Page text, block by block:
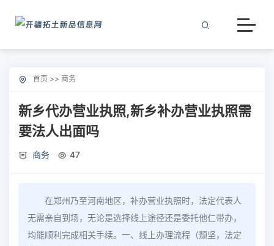
首页 >> 商务
新乡代办营业执照,新乡补办营业执照需
要法人出面吗
商务 47
在郑州乃至河南地区，补办营业执照时，法定代表人
无需亲自到场，无论是选择线上途径还是委托他仁带办，
均能顺利完成相关手续。一、线上办理流程（颓坚，法定